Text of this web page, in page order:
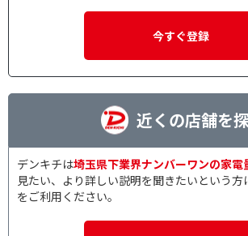
1～4倍速
1～2
1～6倍速
2～
ケースタイプで絞り込む
今すぐ登録
近くの店舗を
デンキチは埼玉県下業界ナンバーワンの家電
見たい、より詳しい説明を聞きたいという
をご利用ください。